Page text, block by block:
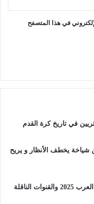
في هذا المتصفح
شياخة يخطف الأنظار و يريح
جدول مباريات كأس العرب 2025 والقنوات الناقلة